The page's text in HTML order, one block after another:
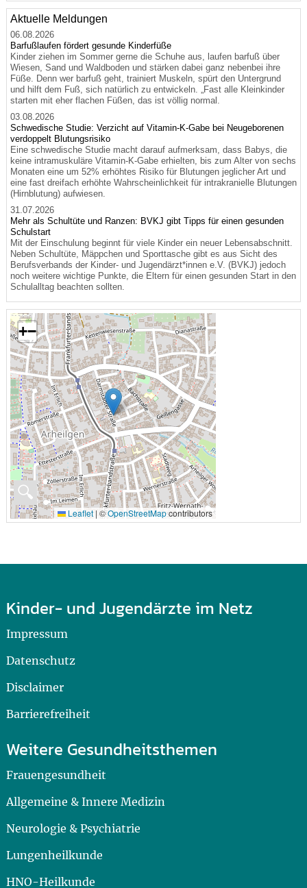
Aktuelle Meldungen
06.08.2026
Barfußlaufen fördert gesunde Kinderfüße
Kinder ziehen im Sommer gerne die Schuhe aus, laufen barfuß über
Wiesen, Sand und Waldboden und stärken dabei ganz nebenbei ihre
Füße. Denn wer barfuß geht, trainiert Muskeln, spürt den Untergrund
und hilft dem Fuß, sich natürlich zu entwickeln. „Fast alle Kleinkinder
starten mit eher flachen Füßen, das ist völlig normal.
03.08.2026
Schwedische Studie: Verzicht auf Vitamin-K-Gabe bei Neugeborenen
verdoppelt Blutungsrisiko
Eine schwedische Studie macht darauf aufmerksam, dass Babys, die
keine intramuskuläre Vitamin-K-Gabe erhielten, bis zum Alter von sechs
Monaten eine um 52% erhöhtes Risiko für Blutungen jeglicher Art und
eine fast dreifach erhöhte Wahrscheinlichkeit für intrakranielle Blutungen
(Hirnblutung) aufwiesen.
31.07.2026
Mehr als Schultüte und Ranzen: BVKJ gibt Tipps für einen gesunden
Schulstart
Mit der Einschulung beginnt für viele Kinder ein neuer Lebensabschnitt.
Neben Schultüte, Mäppchen und Sporttasche gibt es aus Sicht des
Berufsverbands der Kinder- und Jugendärzt*innen e.V. (BVKJ) jedoch
noch weitere wichtige Punkte, die Eltern für einen gesunden Start in den
Schulalltag beachten sollten.
🔍
+−
Leaflet | ©OpenStreetMapcontributors
Kinder- und Jugendärzte im Netz
Impressum
Datenschutz
Disclaimer
Barrierefreiheit
Weitere Gesundheitsthemen
Frauengesundheit
Allgemeine & Innere Medizin
Neurologie & Psychiatrie
Lungenheilkunde
HNO-Heilkunde